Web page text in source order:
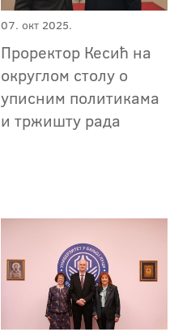
07. окт 2025.
Проректор Кесић на
округлом столу о
уписним политикама
и тржишту рада